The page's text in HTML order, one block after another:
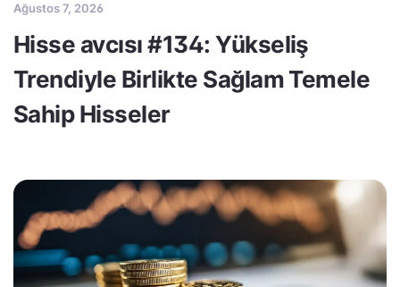
Ağustos 7, 2026
Hisse avcısı #134: Yükseliş
Trendiyle Birlikte Sağlam Temele
Sahip Hisseler